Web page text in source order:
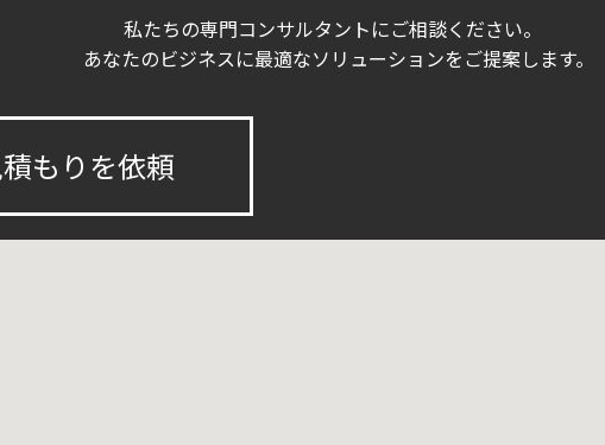
私たちの専門コンサルタントにご相談ください。
あなたのビジネスに最適なソリューションをご提案します。
もりを依頼